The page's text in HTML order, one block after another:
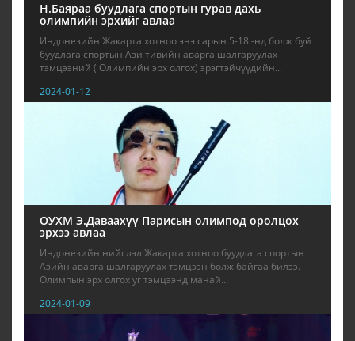
Н.Баяраа буудлага спортын гурав дахь
олимпийн эрхийг авлаа
Индонезийн Жакарта хотноо энэ сарын 5-18 -нд болж буй
буудлага спортын Ази тивийн аварга шалгаруулах
тэмцээний ( Олимпийн эрх олгох) эрэгтэйчүүдийн...
2024-01-12
ОУХМ Э.Даваахүү Парисын олимпод оролцох
эрхээ авлаа
Индонезийн нийслэл Жакарта хотноо буудлага спортын
Азийн аварга шалгаруулах тэмцээн болж байгаа билээ.
Олимпын эрх олгох уг тэмцээнд манай...
2024-01-09